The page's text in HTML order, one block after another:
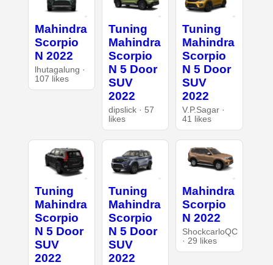
Mahindra
Scorpio
N 2022
lhutagalung ·
107 likes
Tuning
Mahindra
Scorpio
N 5 Door
SUV
2022
dipslick · 57
likes
Tuning
Mahindra
Scorpio
N 5 Door
SUV
2022
V.P.Sagar ·
41 likes
Tuning
Mahindra
Scorpio
N 5 Door
SUV
2022
Tuning
Mahindra
Scorpio
N 5 Door
SUV
2022
Mahindra
Scorpio
N 2022
ShockcarloQC
· 29 likes